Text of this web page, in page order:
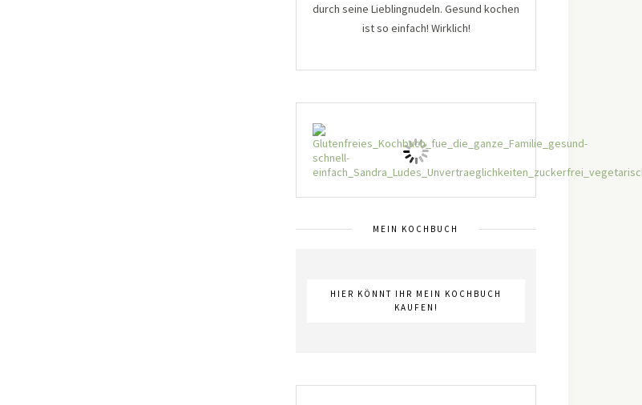
durch seine Lieblingnudeln. Gesund kochen
ist so einfach! Wirklich!
MEIN KOCHBUCH
HIER KÖNNT IHR MEIN KOCHBUCH
KAUFEN!